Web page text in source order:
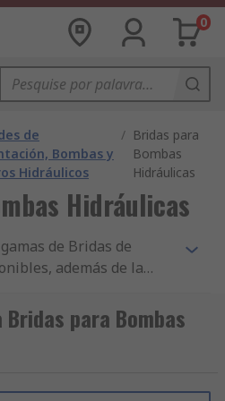
0
de
Bombas y
Hidráulicos
/ Bridas para
Bombas
Hidráulicas
Hidráulicas
de Bridas de
además de la
Hidráulica y
y nuestro constante
no resulta
decidirse entre
para Bombas